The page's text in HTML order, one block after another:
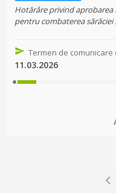
Hotărâre privind
pentru combaterea sărăciei
Termen de
11.03.2026
chevron_left